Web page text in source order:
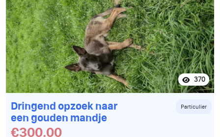
370
Dringend opzoek naar
een gouden mandje
Particulier
€300.00